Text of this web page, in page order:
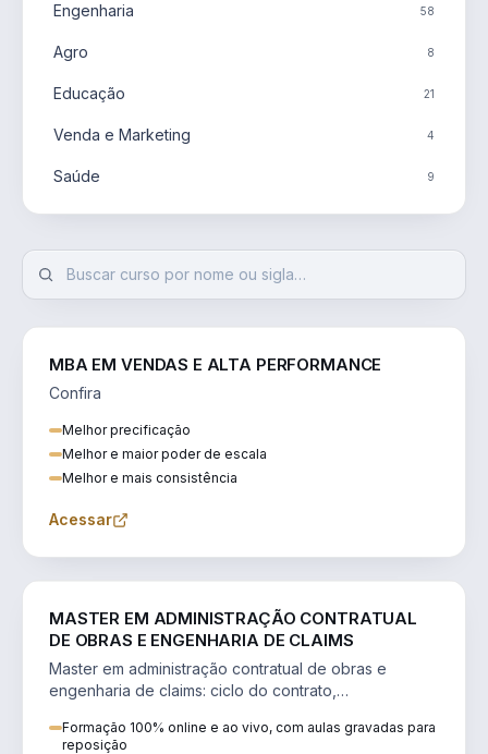
Engenharia 58
Agro 8
Educação 21
Venda e Marketing 4
Saúde 9
MBA EM VENDAS E ALTA PERFORMANCE
Confira
Melhor precificação
Melhor e maior poder de escala
Melhor e mais consistência
Acessar
MASTER EM ADMINISTRAÇÃO CONTRATUAL
DE OBRAS E ENGENHARIA DE CLAIMS
Master em administração contratual de obras e
engenharia de claims: ciclo do contrato,
Formação 100% online e ao vivo, com aulas gravadas para
reposição